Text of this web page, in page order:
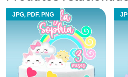
JPG, PDF, PNG